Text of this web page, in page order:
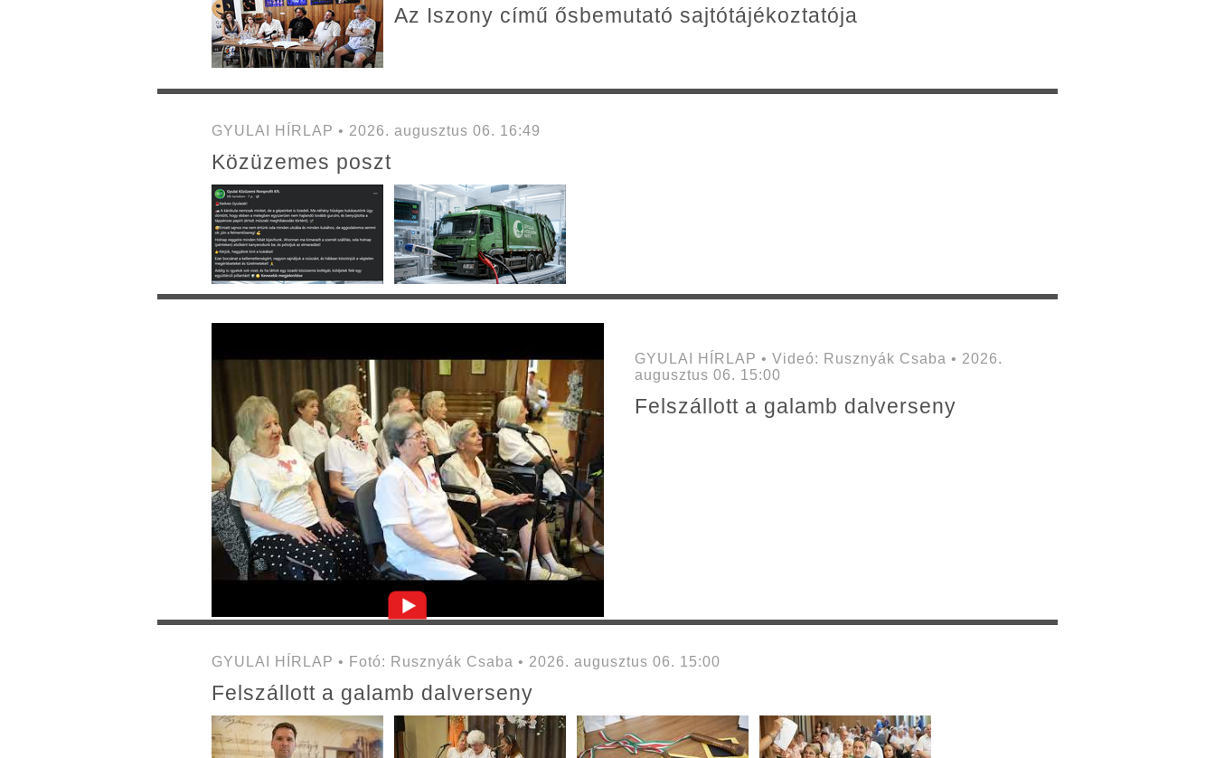
Az Iszony című ősbemutató sajtótájékoztatója
GYULAI HÍRLAP • 2026. augusztus 06. 16:49
Közüzemes poszt
GYULAI HÍRLAP • Videó: Rusznyák Csaba • 2026.
augusztus 06. 15:00
Felszállott a galamb dalverseny
GYULAI HÍRLAP • Fotó: Rusznyák Csaba • 2026. augusztus 06. 15:00
Felszállott a galamb dalverseny